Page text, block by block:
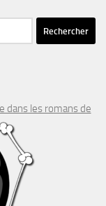
dans les romans de